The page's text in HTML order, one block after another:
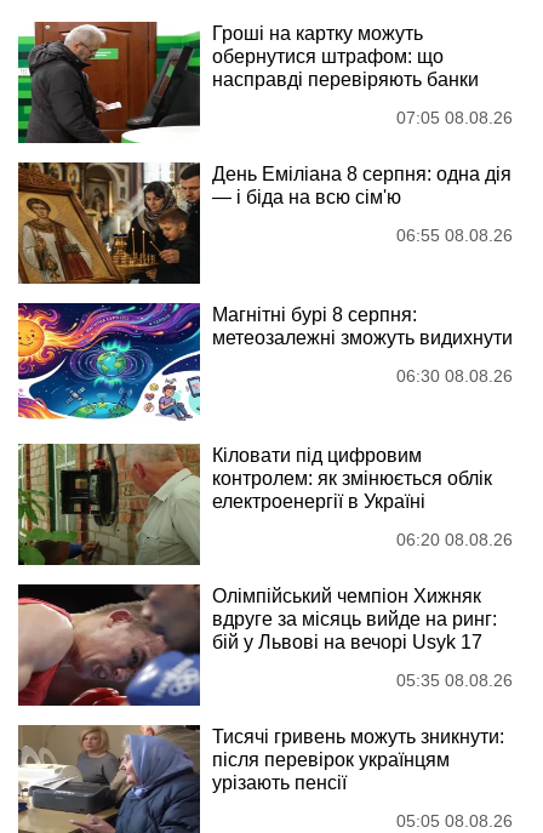
Гроші на картку можуть
обернутися штрафом: що
насправді перевіряють банки
07:05 08.08.26
День Еміліана 8 серпня: одна дія
— і біда на всю сім'ю
06:55 08.08.26
Магнітні бурі 8 серпня:
метеозалежні зможуть видихнути
06:30 08.08.26
Кіловати під цифровим
контролем: як змінюється облік
електроенергії в Україні
06:20 08.08.26
Олімпійський чемпіон Хижняк
вдруге за місяць вийде на ринг:
бій у Львові на вечорі Usyk 17
05:35 08.08.26
Тисячі гривень можуть зникнути:
після перевірок українцям
урізають пенсії
05:05 08.08.26